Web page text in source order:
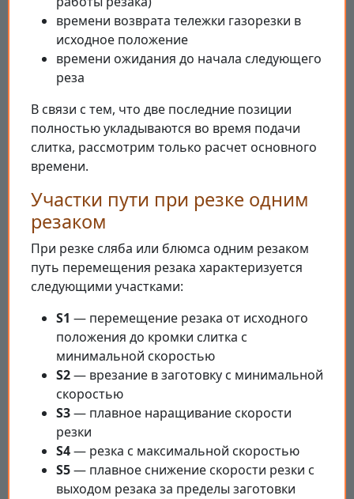
времени возврата тележки газорезки в
исходное положение
времени ожидания до начала следующего
реза
В связи с тем, что две последние позиции
полностью укладываются во время подачи
слитка, рассмотрим только расчет основного
времени.
Участки пути при резке одним
резаком
При резке сляба или блюмса одним резаком
путь перемещения резака характеризуется
следующими участками:
S1 — перемещение резака от исходного
положения до кромки слитка с
минимальной скоростью
S2— врезание в заготовку с минимальной
скоростью
S3— плавное наращивание скорости
резки
S4— резка с максимальной скоростью
S5— плавное снижение скорости резки с
выходом резака за пределы заготовки